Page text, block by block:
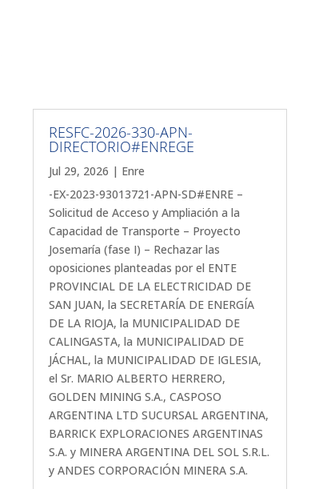
RESFC-2026-330-APN-
DIRECTORIO#ENREGE
Jul 29, 2026 | Enre
-EX-2023-93013721-APN-SD#ENRE –
Solicitud de Acceso y Ampliación a la
Capacidad de Transporte – Proyecto
Josemaría (fase I) – Rechazar las
oposiciones planteadas por el ENTE
PROVINCIAL DE LA ELECTRICIDAD DE
SAN JUAN, la SECRETARÍA DE ENERGÍA
DE LA RIOJA, la MUNICIPALIDAD DE
CALINGASTA, la MUNICIPALIDAD DE
JÁCHAL, la MUNICIPALIDAD DE IGLESIA,
el Sr. MARIO ALBERTO HERRERO,
GOLDEN MINING S.A., CASPOSO
ARGENTINA LTD SUCURSAL ARGENTINA,
BARRICK EXPLORACIONES ARGENTINAS
S.A. y MINERA ARGENTINA DEL SOL S.R.L.
y ANDES CORPORACIÓN MINERA S.A.